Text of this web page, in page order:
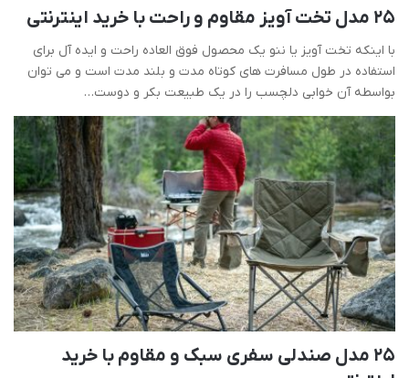
25 مدل تخت آویز مقاوم و راحت با خرید اینترنتی
با اینکه تخت آویز یا ننو یک محصول فوق العاده راحت و ایده آل برای
استفاده در طول مسافرت های کوتاه مدت و بلند مدت است و می توان
بواسطه آن خوابی دلچسب را در یک طبیعت بکر و دوست…
25 مدل صندلی سفری سبک و مقاوم با خرید